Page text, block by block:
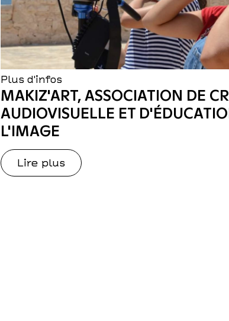
Plus d'infos
MAKIZ'ART, ASSOCIATION DE
AUDIOVISUELLE ET
L'IMAGE
Lire plus